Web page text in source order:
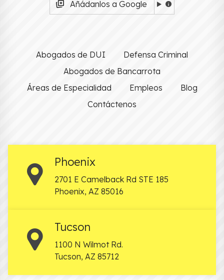
Añádanlos a Google
Abogados de DUI
Defensa Criminal
Abogados de Bancarrota
Áreas de Especialidad
Empleos
Blog
Contáctenos
Phoenix
2701 E Camelback Rd STE 185
Phoenix, AZ 85016
Tucson
1100 N Wilmot Rd.
Tucson, AZ 85712